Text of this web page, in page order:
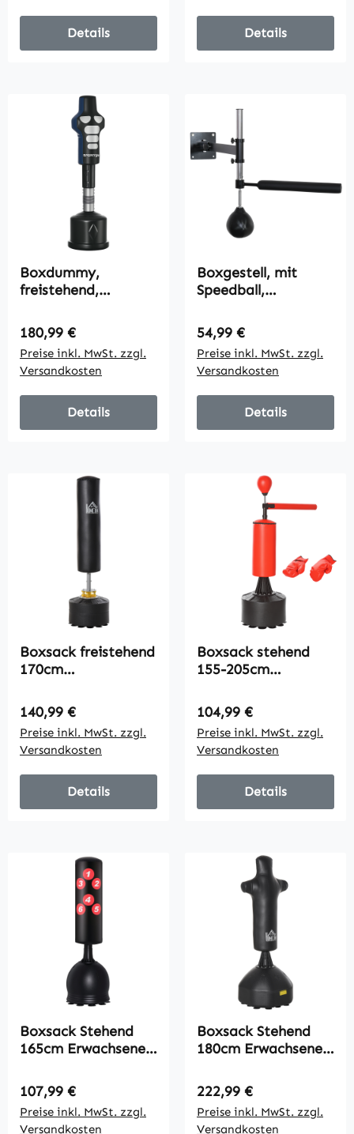
Details Details
Boxdummy,
freistehend,
schwerer Standfuß,
Kunstleder,
schwarz+grau+blau,
55 x 55 x 178-207
cm
Regulärer Preis:
180,99 €
Preise inkl. MwSt. zzgl.
Versandkosten
Details
Boxgestell, mit
Speedball,
Reflexstange,
höhenverstellbar,
klappbar, Stahl, 79 x
72 x 20cm
Regulärer Preis:
54,99 €
Preise inkl. MwSt. zzgl.
Versandkosten
Details
Boxsack freistehend
170cm
Saugnapf-Basis
Kickboxsack
schwerer Boxing
Trainer für
Erwachsene
Jugendliche Fitness
Boxsack für
Regulärer Preis:
140,99 €
Preise inkl. MwSt. zzgl.
Versandkosten
Details
Boxsack stehend
155-205cm
Standboxsack mit
360° Reflexstange
Speedball,
Boxhandschuhen
Pumpe,
Punchingball Set für
Erwachsene
Regulärer Preis:
104,99 €
Preise inkl. MwSt. zzgl.
Versandkosten
Details
Boxsack Stehend
165cm Erwachsene
Heavy Duty
Standboxsack mit
Saugnapf-Basis
Regulärer Preis:
107,99 €
Preise inkl. MwSt. zzgl.
Versandkosten
Boxsack Stehend
180cm Erwachsene
Boxdummy
Boxsäule
Humanoides Design
Regulärer Preis:
222,99 €
Preise inkl. MwSt. zzgl.
Versandkosten